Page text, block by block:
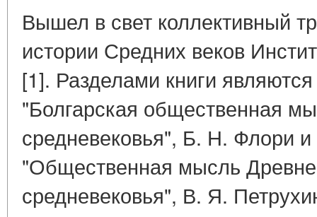
Вышел в свет коллективный
истории Средних веков
[1]. Разделами книги
"Болгарская общественная
средневековья", Б. Н. Флори
"Общественная мысль
средневековья", В. Я.